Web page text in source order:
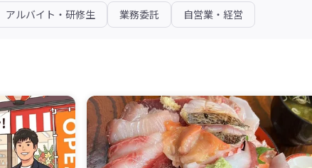
アルバイト・研修生 業務委託 自営業・経営